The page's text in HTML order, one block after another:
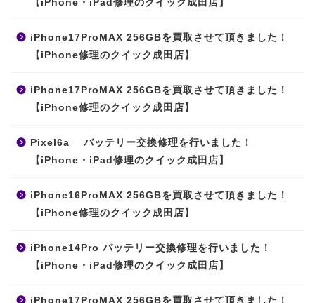
【iPhone・iPad修理のクイック成田店】
iPhone17ProMAX 256GBを買取させて頂きました！
【iPhone修理のクイック成田店】
iPhone17ProMAX 256GBを買取させて頂きました！
【iPhone修理のクイック成田店】
Pixel6a バッテリー交換修理を行いました！
【iPhone・iPad修理のクイック成田店】
iPhone16ProMAX 256GBを買取させて頂きました！
【iPhone修理のクイック成田店】
iPhone14Pro バッテリー交換修理を行いました！
【iPhone・iPad修理のクイック成田店】
iPhone17ProMAX 256GBを買取させて頂きました！